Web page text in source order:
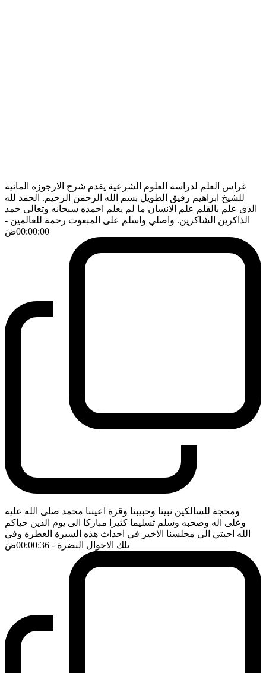
غراس العلم لدراسة العلوم الشرعية يقدم شرح الارجوزة المائية
للشيخ ابراهيم رفيق الطويل بسم الله الرحمن الرحيم. الحمد لله
الذي علم بالقلم علم الانسان ما لم يعلم احمده سبحانه وتعالى حمد
الذاكرين الشاكرين. واصلي واسلم على المبعوث رحمة للعالمين -
00:00:00ضَ
ومحجة للسالكين نبينا وحبيبنا وقرة اعيننا محمد صلى الله عليه
وعلى اله وصحبه وسلم تسليما كثيرا مباركا الى يوم الدين حياكم
الله احبتي الى مجلسنا الاخير في احداث هذه السيرة العطرة وفي
تلك الاحوال النضرة - 00:00:36 ضَ